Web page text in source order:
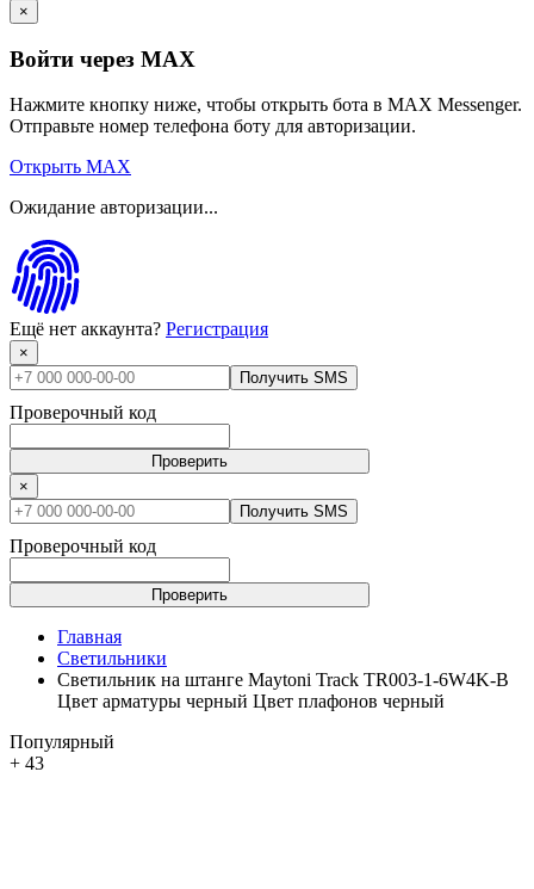
×
Войти через MAX
Нажмите кнопку ниже, чтобы открыть бота в MAX Messenger.
Отправьте номер телефона боту для авторизации.
Открыть MAX
Ожидание авторизации...
Ещё нет аккаунта? Регистрация
×
Получить SMS
Проверочный код
Проверить
×
Получить SMS
Проверочный код
Проверить
Главная
Светильники
Светильник на штанге Maytoni Track TR003-1-6W4K-B
Цвет арматуры черный Цвет плафонов черный
Популярный
+ 43